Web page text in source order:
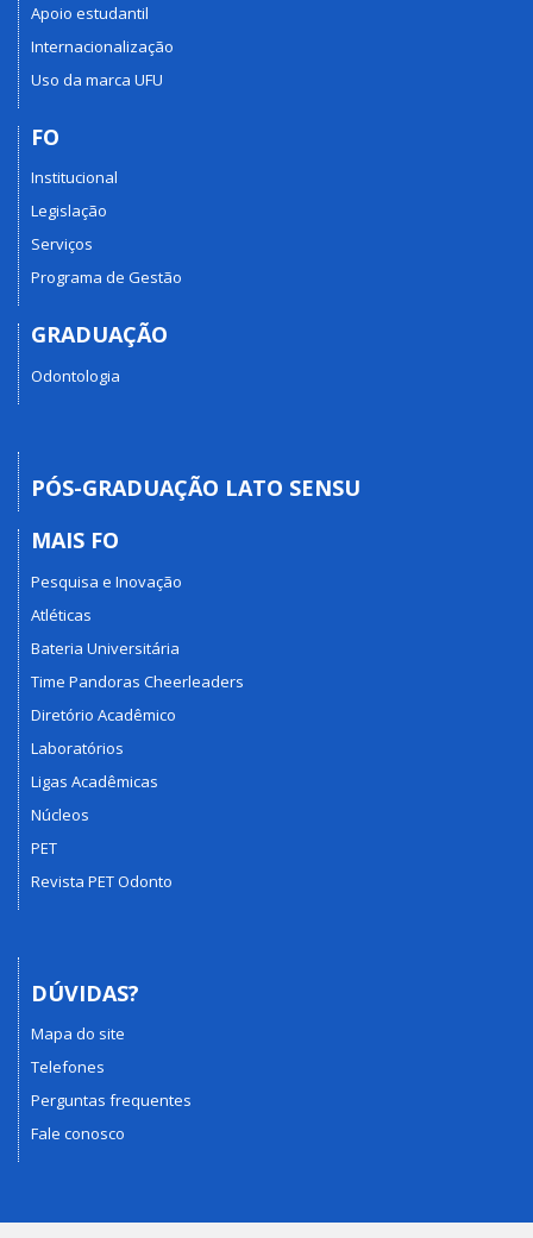
Apoio estudantil
Internacionalização
Uso da marca UFU
FO
Institucional
Legislação
Serviços
Programa de Gestão
GRADUAÇÃO
Odontologia
PÓS-GRADUAÇÃO LATO SENSU
MAIS FO
Pesquisa e Inovação
Atléticas
Bateria Universitária
Time Pandoras Cheerleaders
Diretório Acadêmico
Laboratórios
Ligas Acadêmicas
Núcleos
PET
Revista PET Odonto
DÚVIDAS?
Mapa do site
Telefones
Perguntas frequentes
Fale conosco